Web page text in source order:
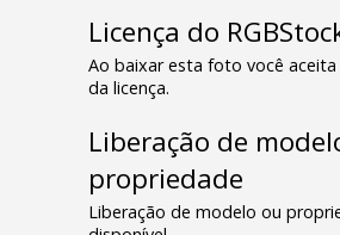
Licença do
Ao baixar esta foto você
da licença.
Liberação de
propriedade
Liberação de modelo ou